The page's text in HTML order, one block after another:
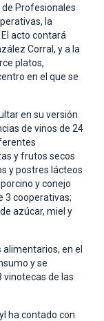
de Profesionales
la
acto contará
Corral, y a la
platos,
en el que se
en su versión
de vinos de 24
y frutos secos
y postres lácteos
y conejo
3 cooperativas;
azúcar, miel y
en el
y se
vinotecas de las
ha contado con